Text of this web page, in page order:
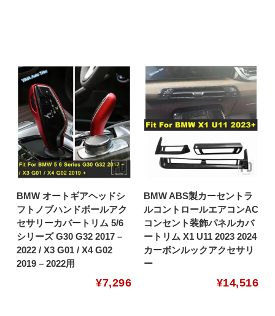
BMW オートギアヘッドシ
フトノブハンドボールアク
セサリーカバートリム 5/6
シリーズ G30 G32 2017 –
2022 / X3 G01 / X4 G02
2019 – 2022用
¥7,296
BMW ABS製カーセントラ
ルコントロールエアコンAC
コンセント装飾パネルカバ
ートリム X1 U11 2023 2024
カーボンルックアクセサリ
ー
¥14,516